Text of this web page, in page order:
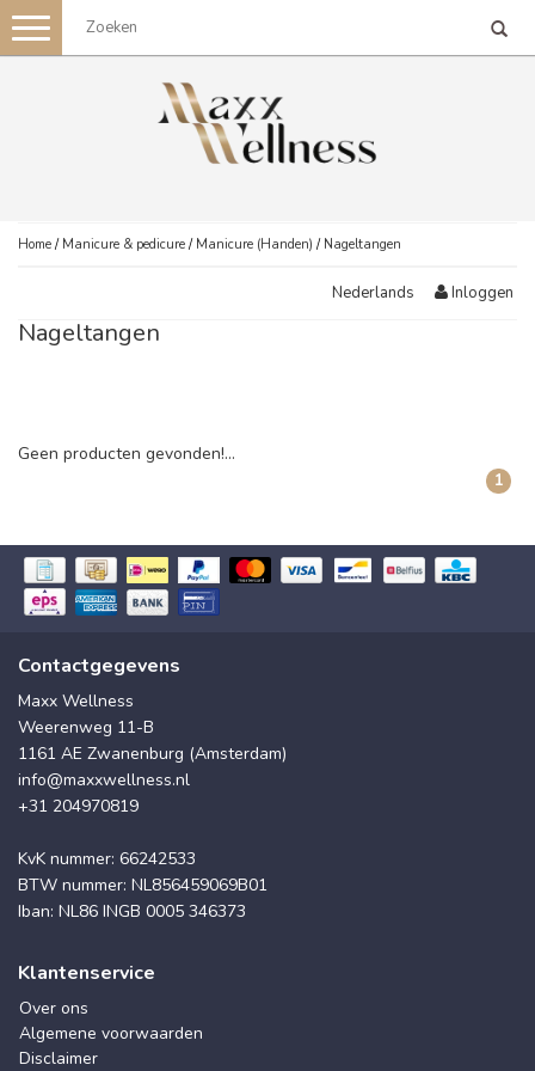
Toggle
navigation
Home / Manicure & pedicure / Manicure (Handen) / Nageltangen
Nederlands Inloggen
Nageltangen
Geen producten gevonden!...
1
Contactgegevens
Maxx Wellness
Weerenweg 11-B
1161 AE Zwanenburg (Amsterdam)
info@maxxwellness.nl
+31 204970819
KvK nummer: 66242533
BTW nummer: NL856459069B01
Iban: NL86 INGB 0005 346373
Klantenservice
Over ons
Algemene voorwaarden
Disclaimer